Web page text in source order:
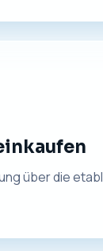
über die